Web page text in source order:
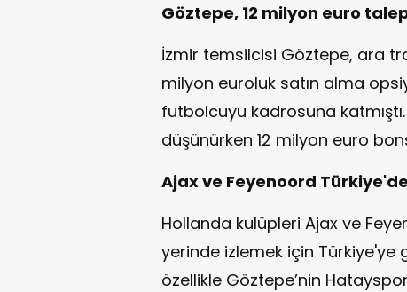
Göztepe, 12 milyon euro
İzmir temsilcisi Göztepe, ara
milyon euroluk satın alma
futbolcuyu kadrosuna
düşünürken 12 milyon euro
Ajax ve Feyenoord
Hollanda kulüpleri Ajax ve
yerinde izlemek için Türkiye'ye
özellikle Göztepe’nin